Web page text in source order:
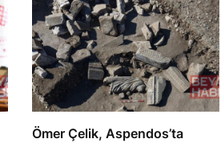
Ömer Çelik, Aspendos’ta